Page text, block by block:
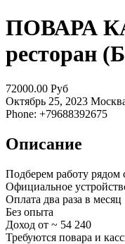
ПОВАРА
ресторан
72000.00 Руб
Октябрь 25, 2023
Phone: +79688392675
Описание
Подберем работу рядом
Официальное
Оплата два раза в месяц
Без опыта
Доход от ~ 54 240
Требуются повара и